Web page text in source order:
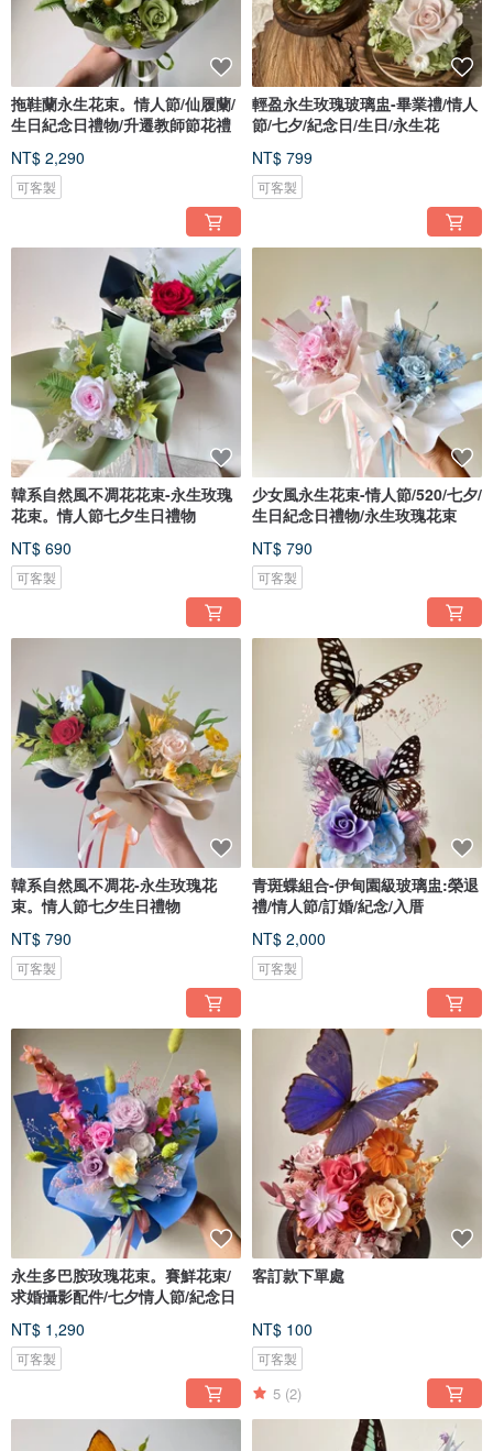
拖鞋蘭永生花束。情人節/仙履蘭/
生日紀念日禮物/升遷教師節花禮
NT$ 2,290
可客製
輕盈永生玫瑰玻璃盅-畢業禮/情人
節/七夕/紀念日/生日/永生花
NT$ 799
可客製
韓系自然風不凋花花束-永生玫瑰
花束。情人節七夕生日禮物
NT$ 690
可客製
少女風永生花束-情人節/520/七夕/
生日紀念日禮物/永生玫瑰花束
NT$ 790
可客製
韓系自然風不凋花-永生玫瑰花
束。情人節七夕生日禮物
NT$ 790
可客製
青斑蝶組合-伊甸園級玻璃盅:榮退
禮/情人節/訂婚/紀念/入厝
NT$ 2,000
可客製
永生多巴胺玫瑰花束。賽鮮花束/
求婚攝影配件/七夕情人節/紀念日
NT$ 1,290
可客製
客訂款下單處
NT$ 100
可客製
5 (2)